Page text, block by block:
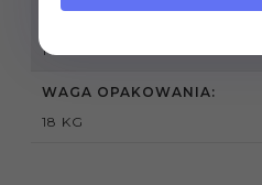
1 M2
WAGA OPAKOWANIA:
18 KG